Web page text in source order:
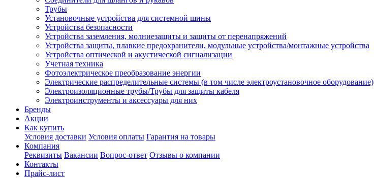
Трубы
Установочные устройства для системной шины
Устройства безопасности
Устройства заземления, молниезащиты и защиты от перенапряжений
Устройства защиты, плавкие предохранители, модульные устройства/монтажные устройства
Устройства оптической и акустической сигнализации
Учетная техника
Фотоэлектрическое преобразование энергии
Электрические распределительные системы (в том числе электроустановочное оборудование)
Электроизоляционные трубы/Трубы для защиты кабеля
Электроинструменты и аксессуары для них
Бренды
Акции
Как купить
Условия доставки Условия оплаты Гарантия на товары
Компания
Реквизиты Вакансии Вопрос-ответ Отзывы о компании
Контакты
Прайс-лист